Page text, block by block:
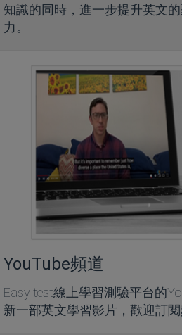
知識的同時，進一步提升英文
力。
YouTube頻道
Easy test線上學習測驗平台的
新一部英文學習影片，歡迎訂閱